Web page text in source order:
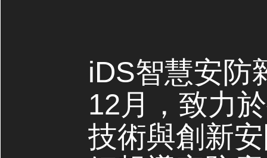
iDS智慧安防
12月，致力
技術與創新